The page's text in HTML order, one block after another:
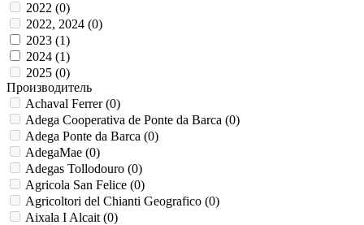
2022 (0)
2022, 2024 (0)
2023 (1)
2024 (1)
2025 (0)
Производитель
Achaval Ferrer (0)
Adega Cooperativa de Ponte da Barca (0)
Adega Ponte da Barca (0)
AdegaMae (0)
Adegas Tollodouro (0)
Agricola San Felice (0)
Agricoltori del Chianti Geografico (0)
Aixala I Alcait (0)